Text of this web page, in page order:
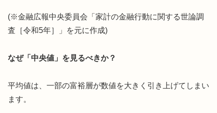
(※金融広報中央委員会「家計の金融行動に関する世論調
査［令和5年］」を元に作成)
なぜ「中央値」を見るべきか？
平均値は、一部の富裕層が数値を大きく引き上げてしまい
ます。